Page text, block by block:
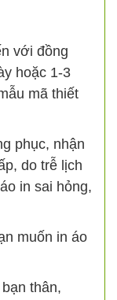
với đồng
hoặc 1-3
mã thiết
phục, nhận
do trễ lịch
in sai hỏng,
muốn in áo
thân,